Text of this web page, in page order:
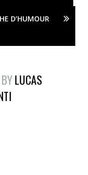
D’HUMOUR
LUCAS